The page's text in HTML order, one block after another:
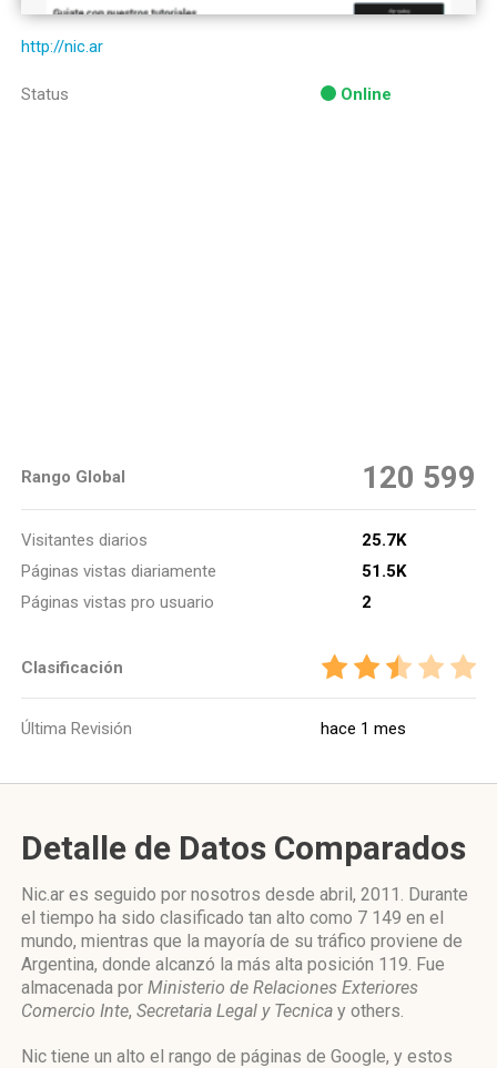
http://nic.ar
Status Online
Rango Global 120 599
Visitantes diarios
25.7K
Páginas vistas diariamente
51.5K
Páginas vistas pro usuario
2
Clasificación
Última Revisión hace 1 mes
Detalle de Datos Comparados
Nic.ar es seguido por nosotros desde abril, 2011. Durante
el tiempo ha sido clasificado tan alto como 7 149 en el
mundo, mientras que la mayoría de su tráfico proviene de
Argentina, donde alcanzó la más alta posición 119. Fue
almacenada por Ministerio de Relaciones Exteriores
Comercio Inte, Secretaria Legal y Tecnica y others.
Nic tiene un alto el rango de páginas de Google, y estos